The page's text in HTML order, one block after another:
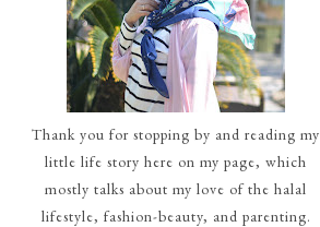
Thank you for stopping by and reading my
little life story here on my page, which
mostly talks about my love of the halal
lifestyle, fashion-beauty, and parenting.